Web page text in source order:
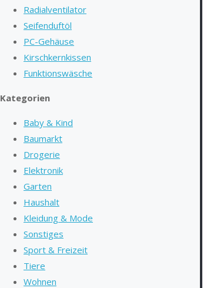
Radialventilator
Seifenduftöl
PC-Gehäuse
Kirschkernkissen
Funktionswäsche
Kategorien
Baby & Kind
Baumarkt
Drogerie
Elektronik
Garten
Haushalt
Kleidung & Mode
Sonstiges
Sport & Freizeit
Tiere
Wohnen